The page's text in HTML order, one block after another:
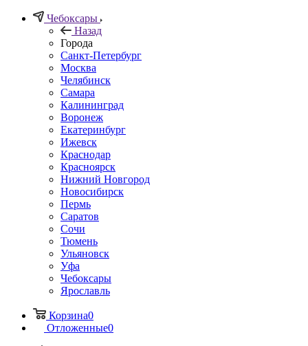
Чебоксары
Назад
Города
Санкт-Петербург
Москва
Челябинск
Самара
Калининград
Воронеж
Екатеринбург
Ижевск
Краснодар
Красноярск
Нижний Новгород
Новосибирск
Пермь
Саратов
Сочи
Тюмень
Ульяновск
Уфа
Чебоксары
Ярославль
Корзина0
Отложенные0